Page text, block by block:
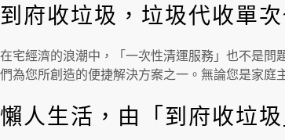
到府收垃圾，垃圾代收單
在宅經濟的浪潮中，「一次性清運服務」也不是問
們為您所創造的便捷解決方案之一。無論您是家
懶人生活，由「到府收垃